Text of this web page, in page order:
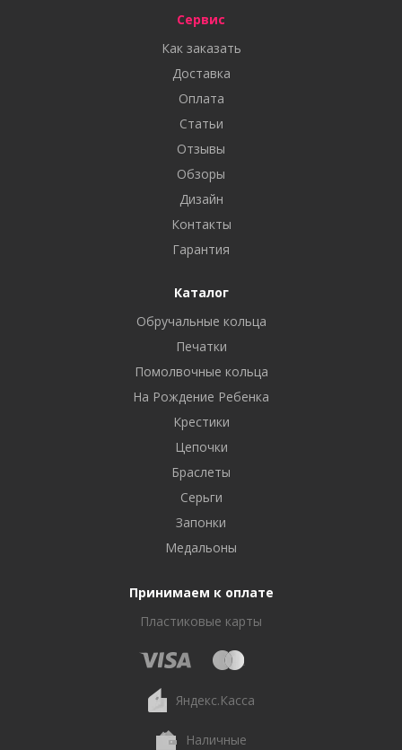
Сервис
Как заказать
Доставка
Оплата
Статьи
Отзывы
Обзоры
Дизайн
Контакты
Гарантия
Каталог
Обручальные кольца
Печатки
Помолвочные кольца
На Рождение Ребенка
Крестики
Цепочки
Браслеты
Серьги
Запонки
Медальоны
Принимаем к оплате
Пластиковые карты
Яндекс.Касса
Наличные